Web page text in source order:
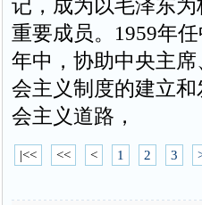
记，成为以毛泽东
重要成员。1959年
年中，协助中央主
会主义制度的建立
会主义道路，
|<< << < 1 2 3